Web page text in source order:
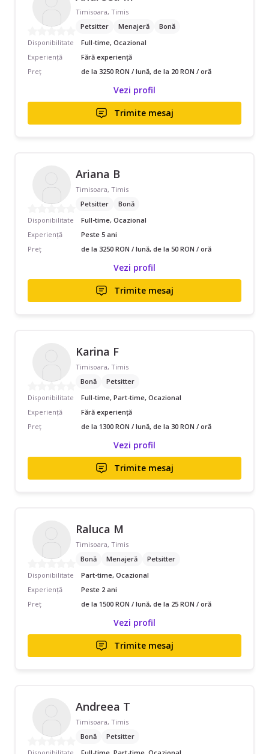
Timisoara, Timis
Petsitter
Menajeră
Bonă
Disponibilitate
Full-time, Ocazional
Experiență
Fără experiență
Preț
de la 3250 RON / lună, de la 20 RON / oră
Vezi profil
Trimite mesaj
Ariana B
Timisoara, Timis
Petsitter
Bonă
Disponibilitate
Full-time, Ocazional
Experiență
Peste 5 ani
Preț
de la 3250 RON / lună, de la 50 RON / oră
Vezi profil
Trimite mesaj
Karina F
Timisoara, Timis
Bonă
Petsitter
Disponibilitate
Full-time, Part-time, Ocazional
Experiență
Fără experiență
Preț
de la 1300 RON / lună, de la 30 RON / oră
Vezi profil
Trimite mesaj
Raluca M
Timisoara, Timis
Bonă
Menajeră
Petsitter
Disponibilitate
Part-time, Ocazional
Experiență
Peste 2 ani
Preț
de la 1500 RON / lună, de la 25 RON / oră
Vezi profil
Trimite mesaj
Andreea T
Timisoara, Timis
Bonă
Petsitter